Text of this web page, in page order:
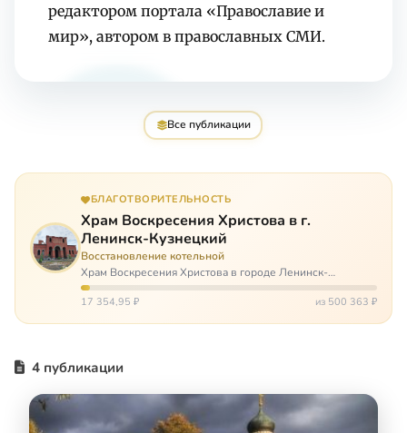
редактором портала «Православие и
мир», автором в православных СМИ.
Все публикации
БЛАГОТВОРИТЕЛЬНОСТЬ
Храм Воскресения Христова в г.
Ленинск-Кузнецкий
Восстановление котельной
Храм Воскресения Христова в городе Ленинск-
Кузнецкий в Кемеровской области – совсем новый, он
открылся всего 20 назад. И сейчас храм может вообще
17 354,95 ₽ из 500 363 ₽
4 публикации